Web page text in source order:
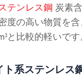
テンレス鋼 炭素
度の高い物質を含
と比較的軽いです
ト系ステンレス